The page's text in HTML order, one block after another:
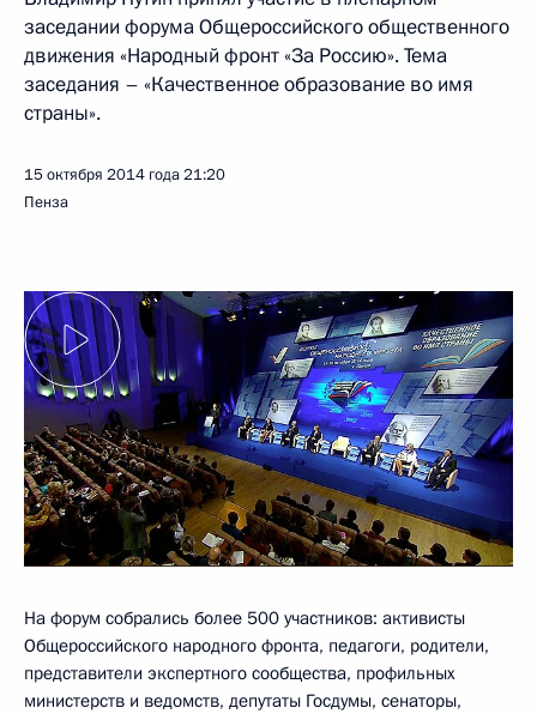
заседании форума Общероссийского общественного
движения «Народный фронт «За Россию». Тема
заседания – «Качественное образование во имя
страны».
15 октября 2014 года21:20
Пенза
На форум собрались более 500 участников: активисты
Общероссийского народного фронта, педагоги, родители,
представители экспертного сообщества, профильных
министерств и ведомств, депутаты Госдумы, сенаторы,